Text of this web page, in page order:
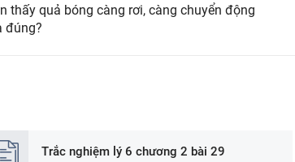
thấy quả bóng càng rơi, càng chuyển động
đúng?
Trắc nghiệm lý 6 chương 2 bài 29